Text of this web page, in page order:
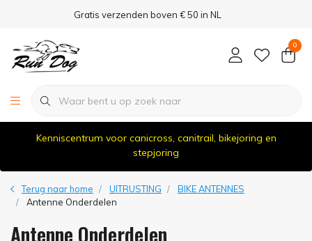
Gratis verzenden boven € 50 in NL
0
Kenniscentrum voor canicross, canitrail, bikejoring en
stepjoring
Terug naar home UITRUSTING
BIKE ANTENNES
Antenne Onderdelen
Antenne Onderdelen